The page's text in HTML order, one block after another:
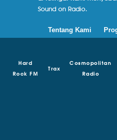
Sound on Radio.
Tentang Kami
Hard
Rock FM
Trax
Cosmopolitan
Radio